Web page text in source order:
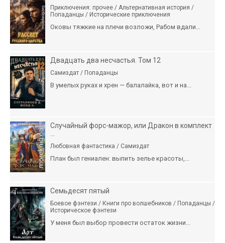
Приключения: прочее / Альтернативная история /
Попаданцы / Исторические приключения
Оковы тяжкие на плечи возложи, Рабом вдали...
Двадцать два несчастья. Том 12
Самиздат / Попаданцы
В умелых руках и хрен — балалайка, вот и на...
Случайный форс-мажор, или Дракон в комплект
Любовная фантастика / Самиздат
План был гениален: выпить зелье красоты,...
Семьдесят пятый
Боевое фэнтези / Книги про волшебников / Попаданцы /
Историческое фэнтези
У меня был выбор провести остаток жизни...